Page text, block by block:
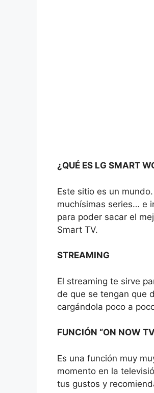
¿QUÉ ES LG SMART
Este sitio es un
muchísimas series… e
para poder sacar el
Smart TV.
STREAMING
El streaming te sirve
de que se tengan que
cargándola poco a
FUNCIÓN “ON NOW
Es una función muy
momento en la
tus gustos y